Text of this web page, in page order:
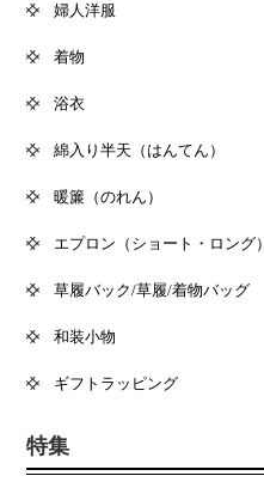
婦人洋服
着物
浴衣
綿入り半天（はんてん）
暖簾（のれん）
エプロン（ショート・ロング）
草履バック/草履/着物バッグ
和装小物
ギフトラッピング
特集